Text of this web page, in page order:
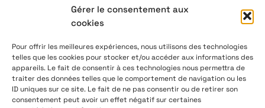
Gérer le consentement aux
cookies
Pour offrir les meilleures expériences, nous utilisons des technologies
telles que les cookies pour stocker et/ou accéder aux informations des
appareils. Le fait de consentir à ces technologies nous permettra de
traiter des données telles que le comportement de navigation ou les
ID uniques sur ce site. Le fait de ne pas consentir ou de retirer son
consentement peut avoir un effet négatif sur certaines
CGV Confidentialité
Cookies
ALPHA X CBD Shop © 2026 · Tous droits réservés
Visa
Mastercard CB